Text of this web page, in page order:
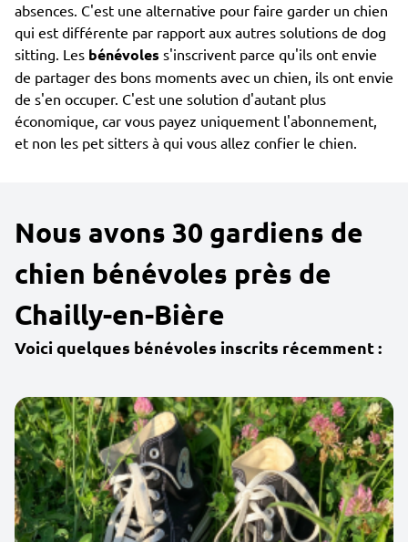
absences. C'est une alternative pour faire garder un chien
qui est différente par rapport aux autres solutions de dog
sitting. Les bénévoles s'inscrivent parce qu'ils ont envie
de partager des bons moments avec un chien, ils ont envie
de s'en occuper. C'est une solution d'autant plus
économique, car vous payez uniquement l'abonnement,
et non les pet sitters à qui vous allez confier le chien.
Nous avons 30 gardiens de
chien bénévoles près de
Chailly-en-Bière
Voici quelques bénévoles inscrits récemment :